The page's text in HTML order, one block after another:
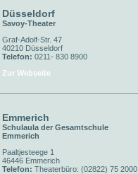
Düsseldorf
Savoy-Theater
Graf-Adolf-Str. 47
40210 Düsseldorf
Telefon: 0211- 830 8900
Zur Webseite
Emmerich
Schulaula der Gesamtschule
Emmerich
Paaltjesteege 1
46446 Emmerich
Telefon: Theaterbüro: (02822) 75 2000